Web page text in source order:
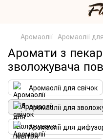
Аромаолії Аромаолії
Аромати з
зволожувача
Аромаолії для свічок
Аромаолії для
Аромаолії для